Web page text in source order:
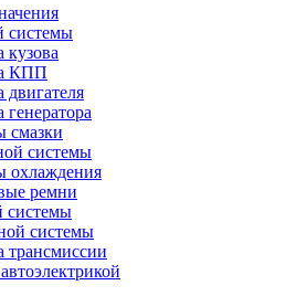
системы
кузова
КПП
двигателя
генератора
смазки
системы
охлаждения
ремни
системы
системы
трансмиссии